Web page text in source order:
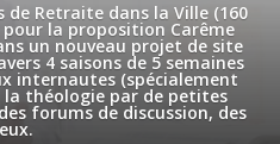
Retraite dans la Ville (160
la proposition Carême
un nouveau projet de site
4 saisons de 5 semaines
internautes (spécialement
la théologie par de petites
forums de discussion, des